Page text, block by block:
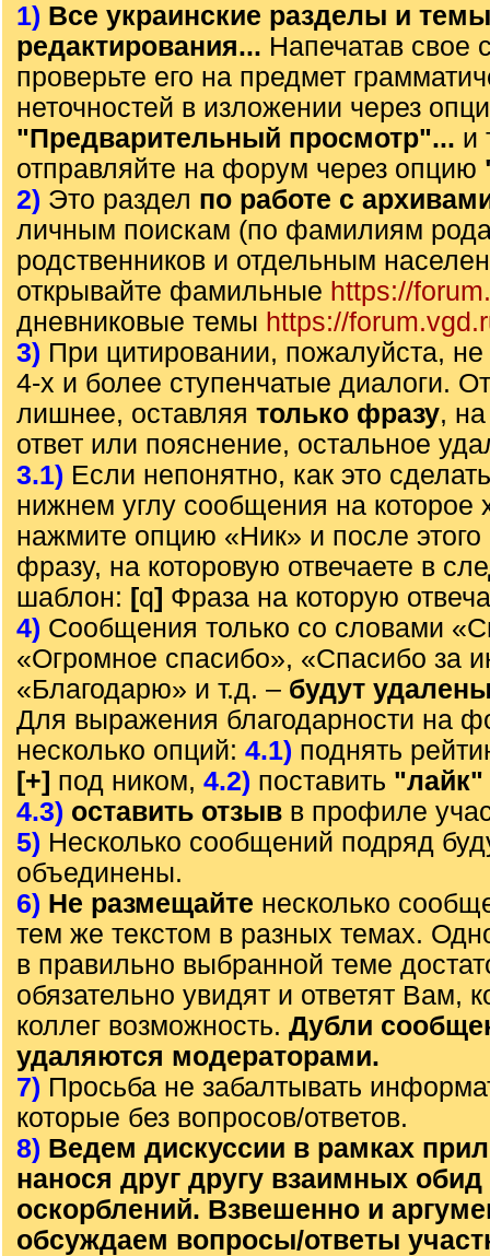
1) Все украинские разделы и
редактирования... Напечатав свое
проверьте его на предмет
неточностей в изложении через
"Предварительный просмотр"... и
отправляйте на форум через опцию
2) Это раздел по работе с
личным поискам (по фамилиям
родственников и отдельным
открывайте фамильные https://
дневниковые темы https://
3) При цитировании, пожалуйста, не
4-х и более ступенчатые диалоги.
лишнее, оставляя только фразу,
ответ или пояснение, остальное
3.1) Если непонятно, как это
нижнем углу сообщения на которое
нажмите опцию «Ник» и после этого
фразу, на которовую отвечаете в
шаблон: [q] Фраза на которую
4) Сообщения только со словами
«Огромное спасибо», «Спасибо за
«Благодарю» и т.д. – будут
Для выражения благодарности на
несколько опций: 4.1) поднять
[+] под ником, 4.2) поставить "лайк"
4.3) оставить отзыв в профиле
5) Несколько сообщений подряд
объединены.
6) Не размещайте несколько
тем же текстом в разных темах.
в правильно выбранной теме
обязательно увидят и ответят Вам,
коллег возможность. Дубли
удаляются модераторами.
7) Просьба не забалтывать
которые без вопросов/ответов.
8) Ведем дискуссии в рамках
нанося друг другу взаимных обид
оскорблений. Взвешенно и
обсуждаем вопросы/ответы